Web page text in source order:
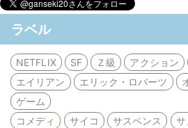
ラベル
NETFLIX SF Ｚ級 アクション
エイリアン
エリック・ロバーツ
ゲーム
コメディ
サイコ サスペンス サ